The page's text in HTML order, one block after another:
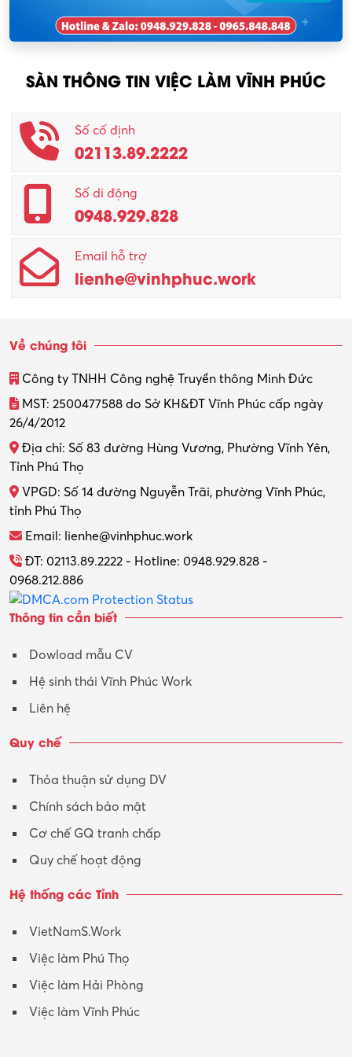
Nhân viên thu mua
Nhân viên CSKH
Phục vụ khác
Promotion Girl (PG)
Quản lý – Giám đốc
Quản lý chất lượng – QC
Quản lý sản xuất
Quản trị kinh doanh
Thiết kế nội thất
Thợ máy – Ô tô – Xe máy
Thực tập
Tổ chức sự kiện – Quà tặng
Trợ lý
Tư vấn
Tư vấn – Kiến trúc
Y tế-Dược
KCN Tam Dương
SÀN THÔNG TIN VIỆC LÀM VĨNH PHÚC
Số cố định
02113.89.2222
Số di động
0948.929.828
Email hỗ trợ
lienhe@vinhphuc.work
Về chúng tôi
Công ty TNHH Công nghệ Truyền thông Minh Đức
MST: 2500477588 do Sở KH&ĐT Vĩnh Phúc cấp ngày
26/4/2012
Địa chỉ: Số 83 đường Hùng Vương, Phường Vĩnh Yên,
Tỉnh Phú Thọ
VPGD: Số 14 đường Nguyễn Trãi, phường Vĩnh Phúc,
tỉnh Phú Thọ
Email: lienhe@vinhphuc.work
ĐT: 02113.89.2222 - Hotline: 0948.929.828 -
0968.212.886
Thông tin cần biết
Dowload mẫu CV
Hệ sinh thái Vĩnh Phúc Work
Liên hệ
Quy chế
Thỏa thuận sử dụng DV
Chính sách bảo mật
Cơ chế GQ tranh chấp
Quy chế hoạt động
Hệ thống các Tỉnh
VietNamS.Work
Việc làm Phú Thọ
Việc làm Hải Phòng
Việc làm Vĩnh Phúc